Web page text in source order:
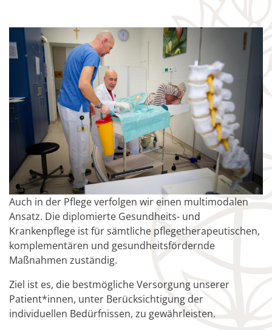
Auch in der Pflege verfolgen wir einen multimodalen
Ansatz. Die diplomierte Gesundheits- und
Krankenpflege ist für sämtliche pflegetherapeutischen,
komplementären und gesundheitsfördernde
Maßnahmen zuständig.
Ziel ist es, die bestmögliche Versorgung unserer
Patient*innen, unter Berücksichtigung der
individuellen Bedürfnissen, zu gewährleisten.